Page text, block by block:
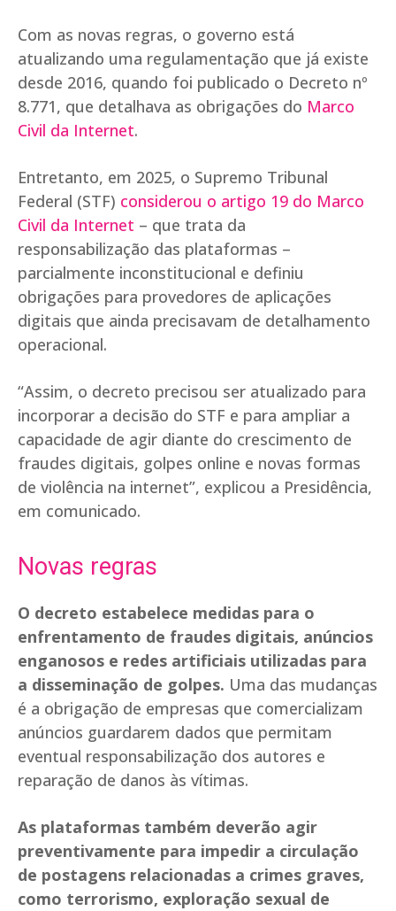
Com as novas regras, o governo está
atualizando uma regulamentação que já existe
desde 2016, quando foi publicado o Decreto nº
8.771, que detalhava as obrigações do Marco
Civil da Internet.
Entretanto, em 2025, o Supremo Tribunal
Federal (STF) considerou o artigo 19 do Marco
Civil da Internet – que trata da
responsabilização das plataformas –
parcialmente inconstitucional e definiu
obrigações para provedores de aplicações
digitais que ainda precisavam de detalhamento
operacional.
“Assim, o decreto precisou ser atualizado para
incorporar a decisão do STF e para ampliar a
capacidade de agir diante do crescimento de
fraudes digitais, golpes online e novas formas
de violência na internet”, explicou a Presidência,
em comunicado.
Novas regras
O decreto estabelece medidas para o
enfrentamento de fraudes digitais, anúncios
enganosos e redes artificiais utilizadas para
a disseminação de golpes. Uma das mudanças
é a obrigação de empresas que comercializam
anúncios guardarem dados que permitam
eventual responsabilização dos autores e
reparação de danos às vítimas.
As plataformas também deverão agir
preventivamente para impedir a circulação
de postagens relacionadas a crimes graves,
como terrorismo, exploração sexual de